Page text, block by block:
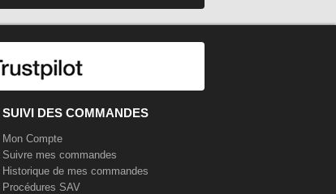
SUIVI DES COMMANDES
Mon Compte
Suivre mes commandes
Historique de mes commandes
Procédures SAV